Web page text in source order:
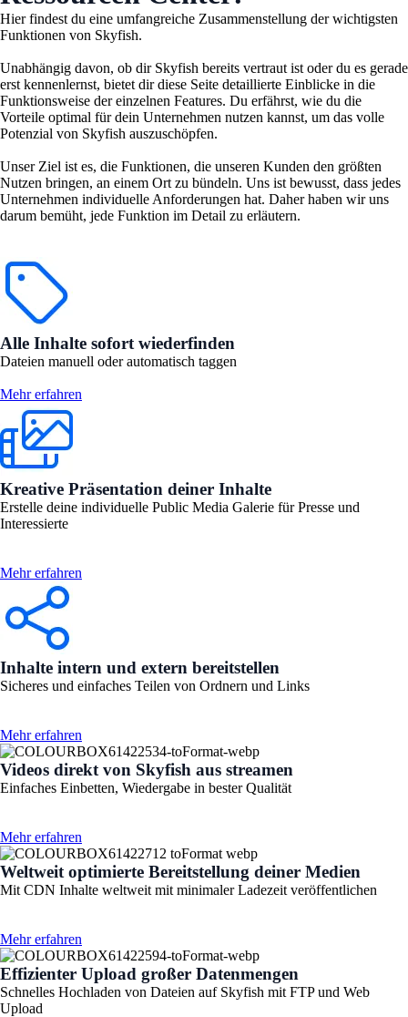
Hier findest du eine umfangreiche Zusammenstellung der wichtigsten
Funktionen von Skyfish.
Unabhängig davon, ob dir Skyfish bereits vertraut ist oder du es gerade
erst kennenlernst, bietet dir diese Seite detaillierte Einblicke in die
Funktionsweise der einzelnen Features. Du erfährst, wie du die
Vorteile optimal für dein Unternehmen nutzen kannst, um das volle
Potenzial von Skyfish auszuschöpfen.
Unser Ziel ist es, die Funktionen, die unseren Kunden den größten
Nutzen bringen, an einem Ort zu bündeln. Uns ist bewusst, dass jedes
Unternehmen individuelle Anforderungen hat. Daher haben wir uns
darum bemüht, jede Funktion im Detail zu erläutern.
Alle Inhalte sofort wiederfinden
Dateien manuell oder automatisch taggen
Mehr erfahren
Kreative Präsentation deiner Inhalte
Erstelle deine individuelle Public Media Galerie für Presse und
Interessierte
Mehr erfahren
Inhalte intern und extern bereitstellen
Sicheres und einfaches Teilen von Ordnern und Links
Mehr erfahren
Videos direkt von Skyfish aus streamen
Einfaches Einbetten, Wiedergabe in bester Qualität
Mehr erfahren
Weltweit optimierte Bereitstellung deiner Medien
Mit CDN Inhalte weltweit mit minimaler Ladezeit veröffentlichen
Mehr erfahren
Effizienter Upload großer Datenmengen
Schnelles Hochladen von Dateien auf Skyfish mit FTP und Web
Upload